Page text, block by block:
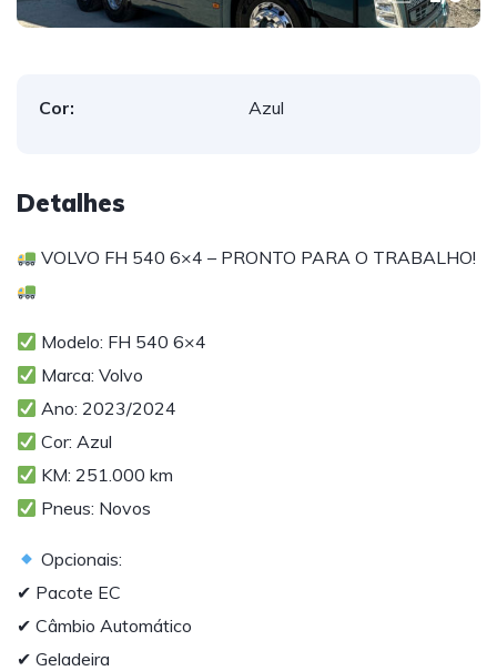
Cor: Azul
Detalhes
VOLVO FH 540 6×4 – PRONTO PARA O TRABALHO!
Modelo: FH 540 6×4
Marca: Volvo
Ano: 2023/2024
Cor: Azul
KM: 251.000 km
Pneus: Novos
Opcionais:
✔ Pacote EC
✔ Câmbio Automático
✔ Geladeira